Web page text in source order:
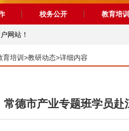
校务公开 教育培训
网站！
育培训 >教研动态>详细内容
常德市产业专题班学员赴